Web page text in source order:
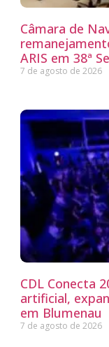
Câmara de
ARIS em 38ª
7 de agosto de 2026
CDL Conecta
artificial,
em Blumenau
7 de agosto de 2026